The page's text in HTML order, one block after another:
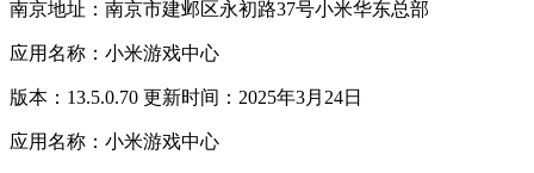
南京地址：南京市建邺区永初路37号小米华东总部
应用名称：小米游戏中心
版本：13.5.0.70 更新时间：2025年3月24日
应用名称：小米游戏中心